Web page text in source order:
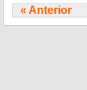
« Anterior